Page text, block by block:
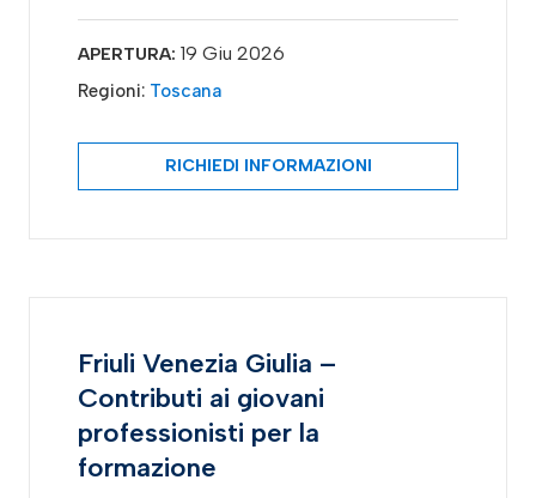
APERTURA: 19 Giu 2026
Regioni: Toscana
RICHIEDI INFORMAZIONI
Friuli Venezia Giulia –
Contributi ai giovani
professionisti per la
formazione